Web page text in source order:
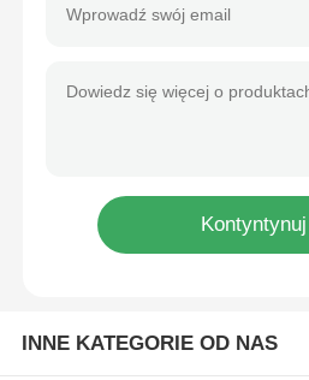
Pozbudowa ze stali
INNE KATEGORIE OD NAS